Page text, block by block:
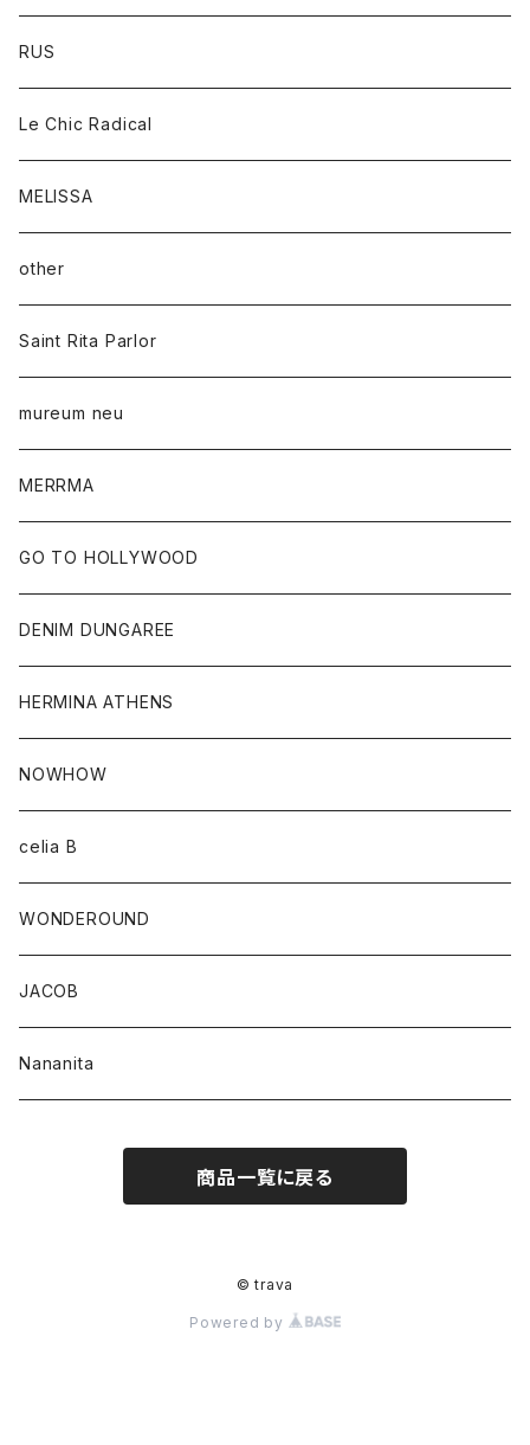
RUS
Le Chic Radical
MELISSA
other
Saint Rita Parlor
mureum neu
MERRMA
GO TO HOLLYWOOD
DENIM DUNGAREE
HERMINA ATHENS
NOWHOW
celia B
WONDEROUND
JACOB
Nananita
商品一覧に戻る
© trava
Powered by